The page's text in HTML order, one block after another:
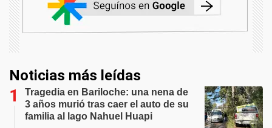
Noticias más leídas
Tragedia en Bariloche: una nena de
3 años murió tras caer el auto de su
familia al lago Nahuel Huapi